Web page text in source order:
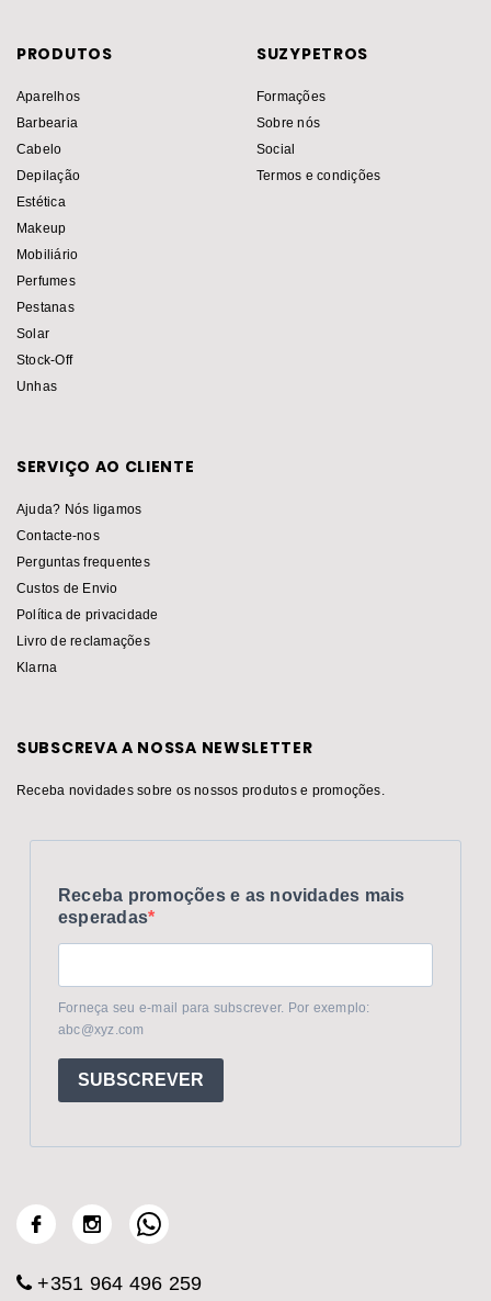
PRODUTOS
Aparelhos
Barbearia
Cabelo
Depilação
Estética
Makeup
Mobiliário
Perfumes
Pestanas
Solar
Stock-Off
Unhas
SUZYPETROS
Formações
Sobre nós
Social
Termos e condições
SERVIÇO AO CLIENTE
Ajuda? Nós ligamos
Contacte-nos
Perguntas frequentes
Custos de Envio
Política de privacidade
Livro de reclamações
Klarna
SUBSCREVA A NOSSA NEWSLETTER
Receba novidades sobre os nossos produtos e promoções.
Receba promoções e as novidades mais
esperadas
Forneça seu e-mail para subscrever. Por exemplo:
abc@xyz.com
SUBSCREVER
+351 964 496 259